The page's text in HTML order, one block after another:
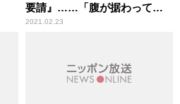
要請』……「腹が据わってい
る」辛坊治郎が“大阪政治勢
2021.02.23